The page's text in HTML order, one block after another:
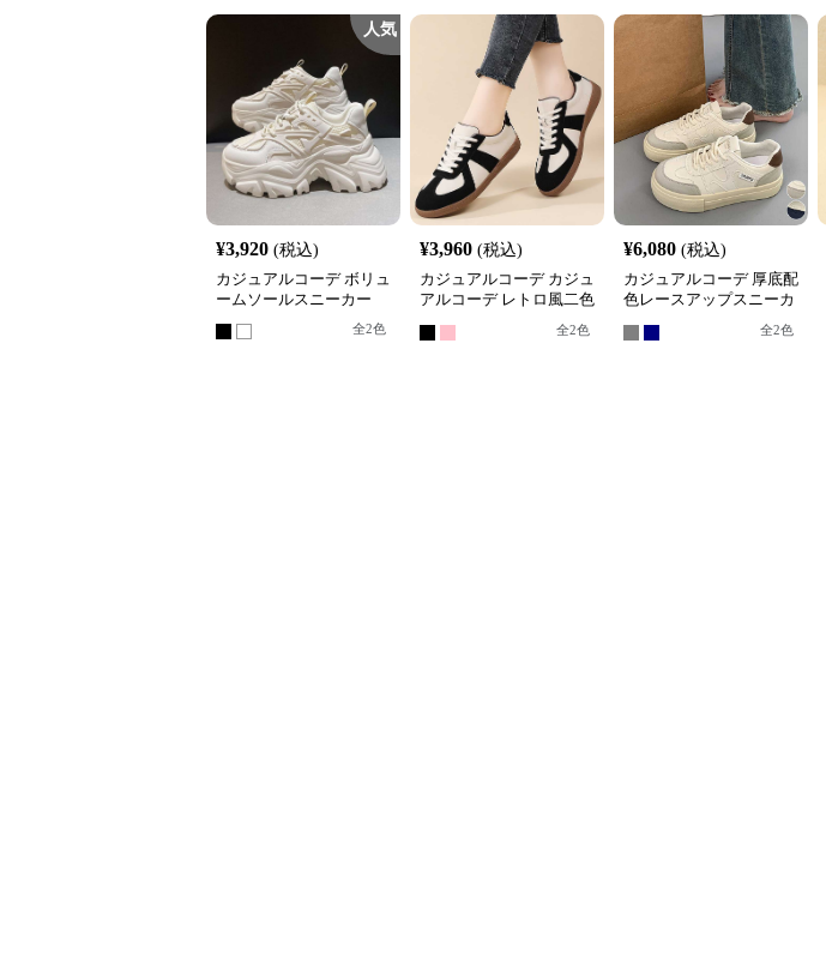
人気
¥3,920 (税込)
カジュアルコーデ ボリュ
ームソールスニーカー
全2色
¥3,960 (税込)
カジュアルコーデ カジュ
アルコーデ レトロ風二色
使いレザー調スニーカー
全2色
¥6,080 (税込)
カジュアルコーデ 厚底配
色レースアップスニーカ
全2色